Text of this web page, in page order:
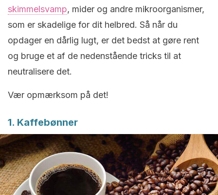
skimmelsvamp, mider og andre mikroorganismer,
som er skadelige for dit helbred. Så når du
opdager en dårlig lugt, er det bedst at gøre rent
og bruge et af de nedenstående tricks til at
neutralisere det.
Vær opmærksom på det!
1. Kaffebønner